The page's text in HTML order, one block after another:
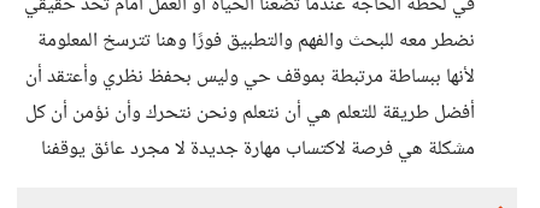
نضطر معه للبحث والفهم والتطبيق فورًا وهنا تترسخ المعلومة
لأنها ببساطة مرتبطة بموقف حي وليس بحفظ نظري وأعتقد أن
أفضل طريقة للتعلم هي أن نتعلم ونحن نتحرك وأن نؤمن أن كل
مشكلة هي فرصة لاكتساب مهارة جديدة لا مجرد عائق يوقفنا